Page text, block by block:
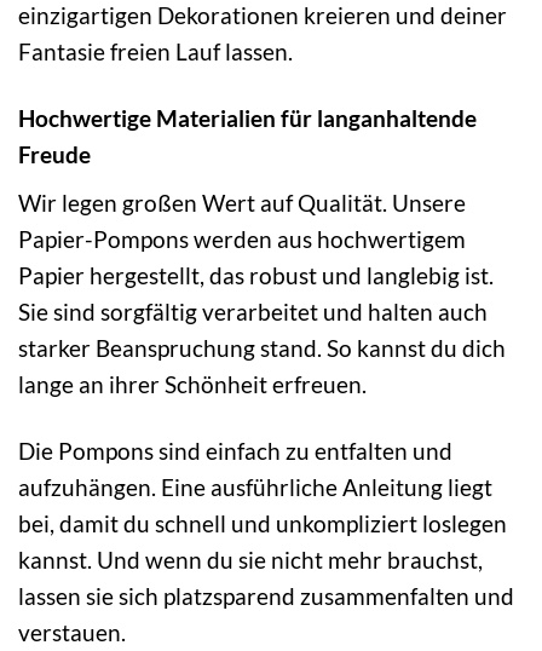
einzigartigen Dekorationen kreieren und deiner
Fantasie freien Lauf lassen.
Hochwertige Materialien für langanhaltende
Freude
Wir legen großen Wert auf Qualität. Unsere
Papier-Pompons werden aus hochwertigem
Papier hergestellt, das robust und langlebig ist.
Sie sind sorgfältig verarbeitet und halten auch
starker Beanspruchung stand. So kannst du dich
lange an ihrer Schönheit erfreuen.
Die Pompons sind einfach zu entfalten und
aufzuhängen. Eine ausführliche Anleitung liegt
bei, damit du schnell und unkompliziert loslegen
kannst. Und wenn du sie nicht mehr brauchst,
lassen sie sich platzsparend zusammenfalten und
verstauen.